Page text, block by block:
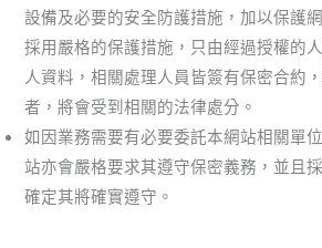
設備及必要的安全防護措施，加以保護
採用嚴格的保護措施，只由經過授權的
人資料，相關處理人員皆簽有保密合約
者，將會受到相關的法律處分。
如因業務需要有必要委託本網站相關單
站亦會嚴格要求其遵守保密義務，並且
確定其將確實遵守。